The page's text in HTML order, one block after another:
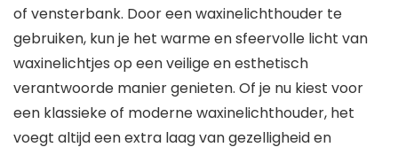
of vensterbank. Door een waxinelichthouder te
gebruiken, kun je het warme en sfeervolle licht van
waxinelichtjes op een veilige en esthetisch
verantwoorde manier genieten. Of je nu kiest voor
een klassieke of moderne waxinelichthouder, het
voegt altijd een extra laag van gezelligheid en